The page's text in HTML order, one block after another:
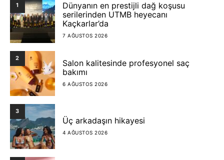
1
Dünyanın en prestijli dağ koşusu
serilerinden UTMB heyecanı
Kaçkarlar’da
7 AĞUSTOS 2026
2
Salon kalitesinde profesyonel saç
bakımı
6 AĞUSTOS 2026
3
Üç arkadaşın hikayesi
4 AĞUSTOS 2026